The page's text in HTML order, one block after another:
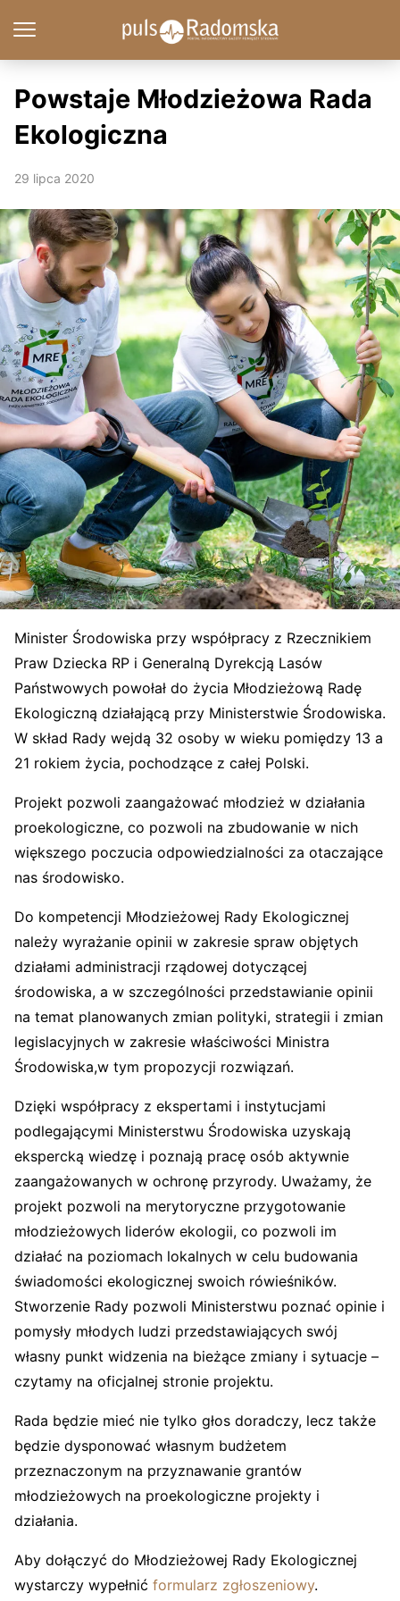
Powstaje Młodzieżowa Rada
Ekologiczna
29 lipca 2020
Minister Środowiska przy współpracy z Rzecznikiem
Praw Dziecka RP i Generalną Dyrekcją Lasów
Państwowych powołał do życia Młodzieżową Radę
Ekologiczną działającą przy Ministerstwie Środowiska.
W skład Rady wejdą 32 osoby w wieku pomiędzy 13 a
21 rokiem życia, pochodzące z całej Polski.
Projekt pozwoli zaangażować młodzież w działania
proekologiczne, co pozwoli na zbudowanie w nich
większego poczucia odpowiedzialności za otaczające
nas środowisko.
Do kompetencji Młodzieżowej Rady Ekologicznej
należy wyrażanie opinii w zakresie spraw objętych
działami administracji rządowej dotyczącej
środowiska, a w szczególności przedstawianie opinii
na temat planowanych zmian polityki, strategii i zmian
legislacyjnych w zakresie właściwości Ministra
Środowiska,w tym propozycji rozwiązań.
Dzięki współpracy z ekspertami i instytucjami
podlegającymi Ministerstwu Środowiska uzyskają
ekspercką wiedzę i poznają pracę osób aktywnie
zaangażowanych w ochronę przyrody. Uważamy, że
projekt pozwoli na merytoryczne przygotowanie
młodzieżowych liderów ekologii, co pozwoli im
działać na poziomach lokalnych w celu budowania
świadomości ekologicznej swoich rówieśników.
Stworzenie Rady pozwoli Ministerstwu poznać opinie i
pomysły młodych ludzi przedstawiających swój
własny punkt widzenia na bieżące zmiany i sytuacje –
czytamy na oficjalnej stronie projektu.
Rada będzie mieć nie tylko głos doradczy, lecz także
będzie dysponować własnym budżetem
przeznaczonym na przyznawanie grantów
młodzieżowych na proekologiczne projekty i
działania.
Aby dołączyć do Młodzieżowej Rady Ekologicznej
wystarczy wypełnić formularz zgłoszeniowy.